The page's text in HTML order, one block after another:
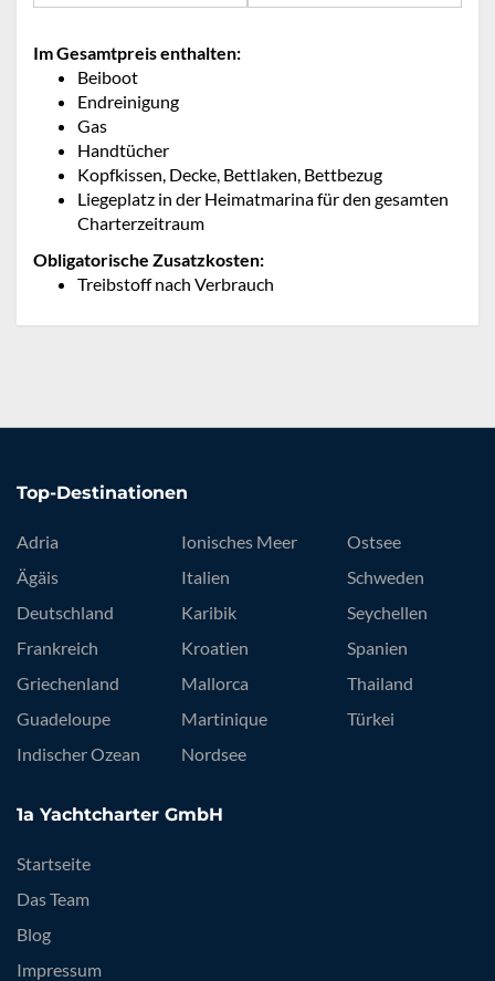
Im Gesamtpreis enthalten:
Beiboot
Endreinigung
Gas
Handtücher
Kopfkissen, Decke, Bettlaken, Bettbezug
Liegeplatz in der Heimatmarina für den gesamten
Charterzeitraum
Obligatorische Zusatzkosten:
Treibstoff nach Verbrauch
Top-Destinationen
Adria
Ägäis
Deutschland
Frankreich
Griechenland
Guadeloupe
Indischer Ozean
Ionisches Meer
Italien
Karibik
Kroatien
Mallorca
Martinique
Nordsee
Ostsee
Schweden
Seychellen
Spanien
Thailand
Türkei
1a Yachtcharter GmbH
Startseite
Das Team
Blog
Impressum